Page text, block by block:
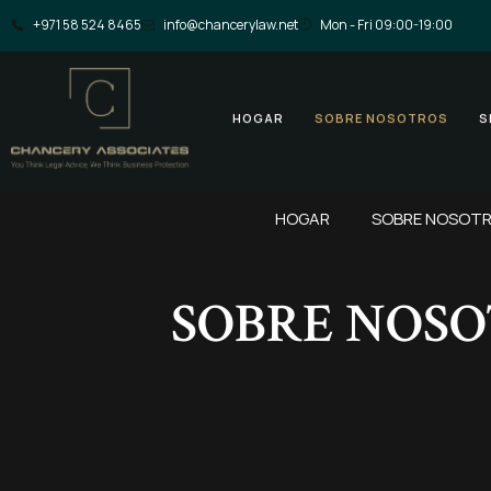
contenido
⁦+971 58 524 8465 info@chancerylaw.net Mon - Fri 09:00-19:00
HOGAR SOBRE NOSOTROS
HOGAR SOBRE
SOBRE